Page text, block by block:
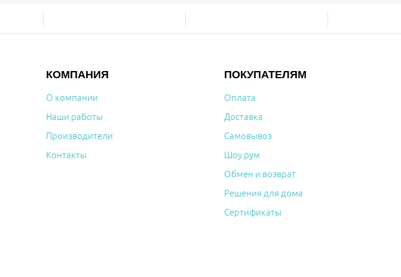
КОМПАНИЯ
О компании
Наши работы
Производители
Контакты
ПОКУПАТЕЛЯМ
Оплата
Доставка
Самовывоз
Шоу рум
Обмен и возврат
Решения для дома
Сертификаты